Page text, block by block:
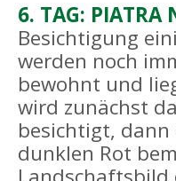
6. TAG: PIATRA
Besichtigung
werden noch
bewohnt und
wird zunächst
besichtigt, dann
dunklen Rot